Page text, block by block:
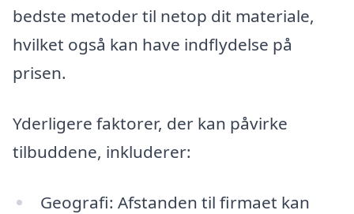
bedste metoder til netop dit materiale,
hvilket også kan have indflydelse på
prisen.
Yderligere faktorer, der kan påvirke
tilbuddene, inkluderer:
Geografi: Afstanden til firmaet kan